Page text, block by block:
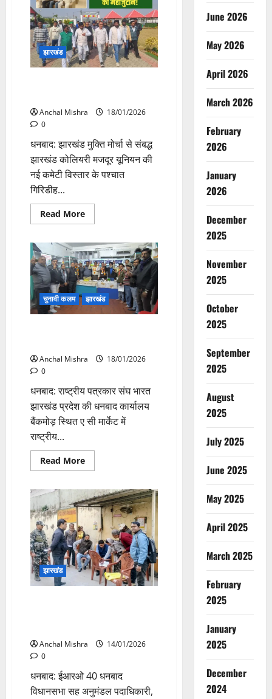
झारखंड
Anchal Mishra
18/01/2026
0
धनबाद: झारखंड मुक्ति मोर्चा से संबद्ध
झारखंड कोलियरी मजदूर यूनियन की
नई कमेटी विस्तार के पश्चात
गिरिडीह...
Read MoreRead
more
कोलियरी
मजदूर
यूनियन
का
महाजुटान
चुनावी कलम झारखंड
Anchal Mishra
18/01/2026
0
धनबाद: राष्ट्रीय पत्रकार संघ भारत
झारखंड प्रदेश की धनबाद कार्यालय
बैंकमोड़ स्थित ए सी मार्केट में
राष्ट्रीय...
Read MoreRead
more
पत्रकार
संघ
भारत
झारखंड
प्रदेश
की
बैठक
संपन्न
झारखंड
Anchal Mishra
14/01/2026
0
धनबाद: ईआरओ 40 धनबाद
विधानसभा सह अनुमंडल पदाधिकारी,
June 2026
May 2026
April 2026
March 2026
February
2026
January
2026
December
2025
November
2025
October
2025
September
2025
August
2025
July 2025
June 2025
May 2025
April 2025
March 2025
February
2025
January
2025
December
2024